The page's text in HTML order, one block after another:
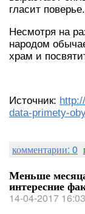
гласит поверье.
Несмотря на
народом
храм и
Источник:
data-primety-
комментарии: 0
Меньше
интересние
14-04-2017 16:03